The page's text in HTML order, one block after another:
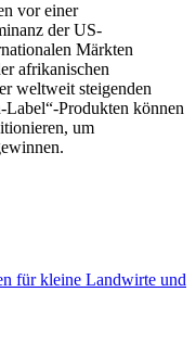
vor einer
der US-
Märkten
afrikanischen
weltweit steigenden
Label“-Produkten können
um
für kleine Landwirte und